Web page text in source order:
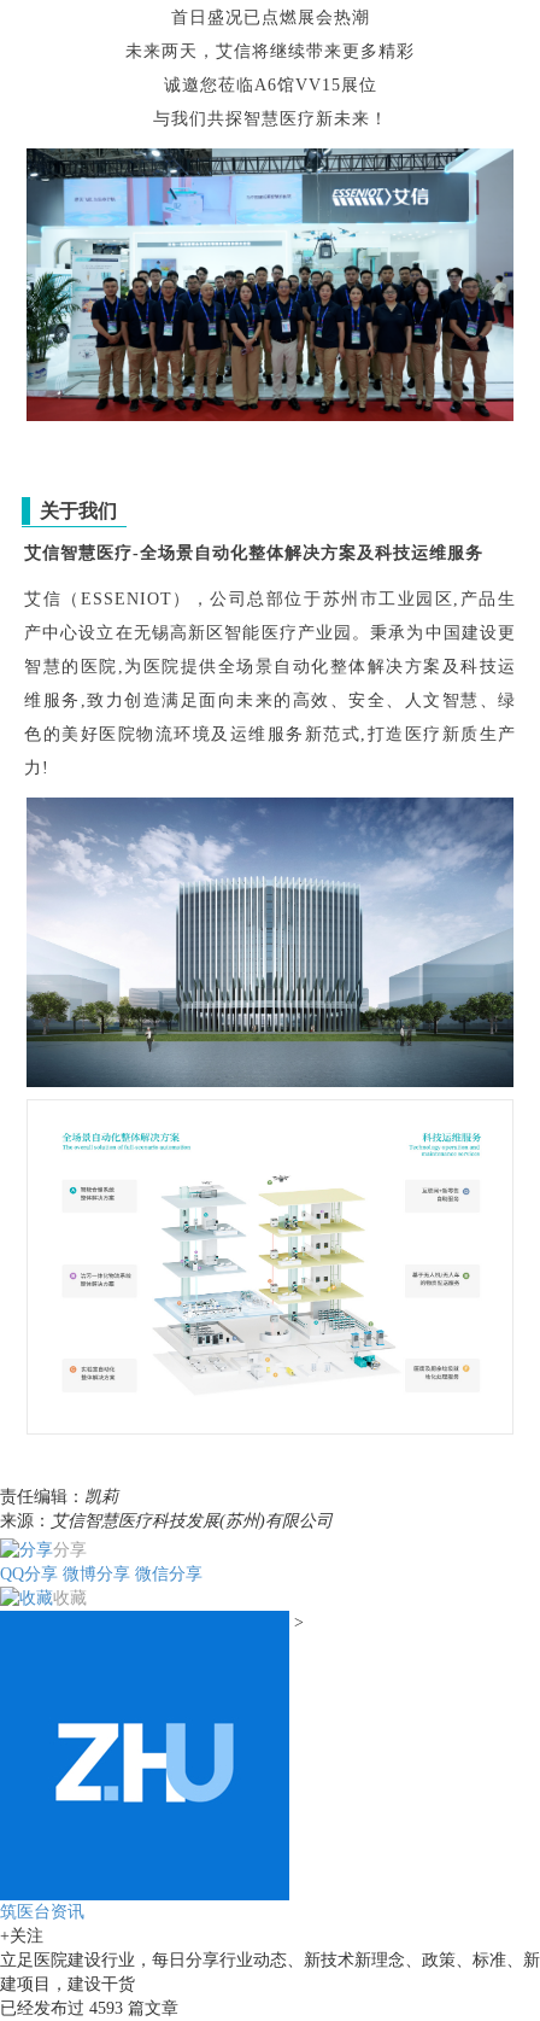
首日盛况已点燃展会热潮
未来两天，艾信将继续带来更多精彩
诚邀您莅临A6馆VV15展位
与我们共探智慧医疗新未来！
关于我们
艾信智慧医疗-全场景自动化整体解决方案及科技运维服务
艾信（ESSENIOT），公司总部位于苏州市工业园区,产品生
产中心设立在无锡高新区智能医疗产业园。秉承为中国建设更
智慧的医院,为医院提供全场景自动化整体解决方案及科技运
维服务,致力创造满足面向未来的高效、安全、人文智慧、绿
色的美好医院物流环境及运维服务新范式,打造医疗新质生产
力!
责任编辑： 凯莉
来源： 艾信智慧医疗科技发展(苏州)有限公司
分享
QQ分享 微博分享 微信分享
收藏
>
筑医台资讯
+关注
立足医院建设行业，每日分享行业动态、新技术新理念、政策、标准、新
建项目，建设干货
已经发布过 4593 篇文章